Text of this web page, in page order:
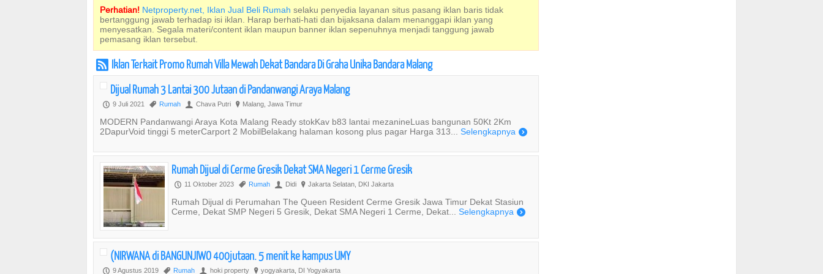
Perhatian! Netproperty.net, Iklan Jual Beli Rumah selaku penyedia layanan situs pasang iklan baris tidak
bertanggung jawab terhadap isi iklan. Harap berhati-hati dan bijaksana dalam menanggapi iklan yang
menyesatkan. Segala materi/content iklan maupun banner iklan sepenuhnya menjadi tanggung jawab
pemasang iklan tersebut.
r Iklan Terkait Promo Rumah Villa Mewah Dekat Bandara Di Graha Unika Bandara Malang
Dijual Rumah 3 Lantai 300 Jutaan di Pandanwangi Araya Malang
P 9 Juli 2021 , Rumah U Chava Putri ? Malang, Jawa Timur
MODERN Pandanwangi Araya Kota Malang Ready stokKav b83 lantai mezanineLuas bangunan 50Kt 2Km
2DapurVoid tinggi 5 meterCarport 2 MobilBelakang halaman kosong plus pagar Harga 313... Selengkapnya )
Rumah Dijual di Cerme Gresik Dekat SMA Negeri 1 Cerme Gresik
P 11 Oktober 2023 , Rumah U Didi ? Jakarta Selatan, DKI Jakarta
Rumah Dijual di Perumahan The Queen Resident Cerme Gresik Jawa Timur Dekat Stasiun
Cerme, Dekat SMP Negeri 5 Gresik, Dekat SMA Negeri 1 Cerme, Dekat... Selengkapnya )
(NIRWANA di BANGUNJIWO 400jutaan. 5 menit ke kampus UMY
P 9 Agustus 2019 , Rumah U hoki property ? yogyakarta, DI Yogyakarta